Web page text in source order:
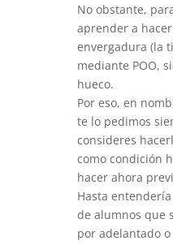
No obstante,
aprender a
envergadura (la
mediante POO,
hueco.
Por eso, en
te lo pedimos
consideres
como condición
hacer ahora
Hasta
de alumnos que
por adelantado